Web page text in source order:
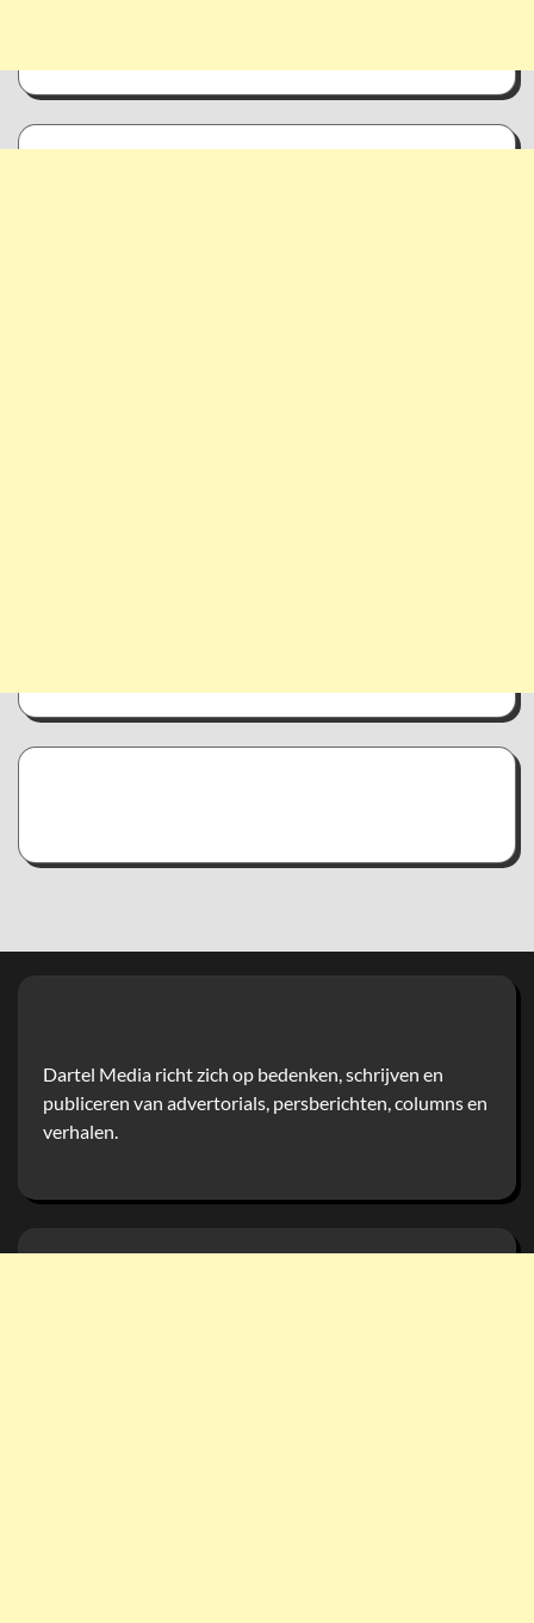
Dartel Media richt zich op bedenken, schrijven en
publiceren van advertorials, persberichten, columns en
verhalen.